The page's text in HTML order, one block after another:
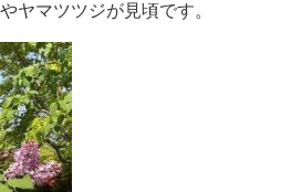
ヤマツツジが見頃です。